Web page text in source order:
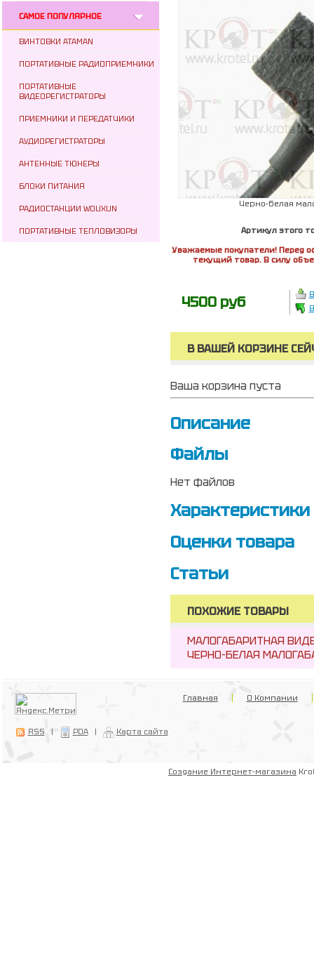
САМОЕ ПОПУЛЯРНОЕ
ВИНТОВКИ ATAMAN
ПОРТАТИВНЫЕ РАДИОПРИЕМНИКИ
ПОРТАТИВНЫЕ
ВИДЕОРЕГИСТРАТОРЫ
ПРИЕМНИКИ И ПЕРЕДАТЧИКИ
АУДИОРЕГИСТРАТОРЫ
АНТЕННЫЕ ТЮНЕРЫ
БЛОКИ ПИТАНИЯ
РАДИОСТАНЦИИ WOUXUN
ПОРТАТИВНЫЕ ТЕПЛОВИЗОРЫ
Черно-белая
Артикул этого
Уважаемые покупатели! Перед
текущий товар. В силу
4500 руб
В ВАШЕЙ КОРЗИНЕ
Ваша корзина пуста
Описание
Файлы
Нет файлов
Характеристики
Оценки товара
Статьи
ПОХОЖИЕ ТОВАРЫ
МАЛОГАБАРИТНАЯ
ЧЕРНО-БЕЛАЯ
RSS | PDA | Карта сайта
Главная О Компании
Создание Интернет-магазина